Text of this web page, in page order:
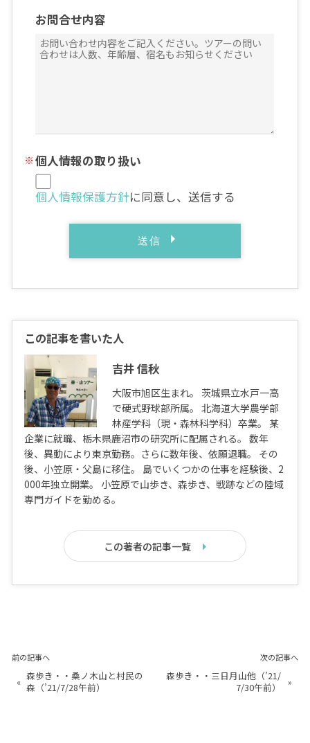
お問合せ内容
個人情報の取り扱い
個人情報保護方針に同意し、送信する
この記事を書いた人
吉井 信秋
大阪市旭区生まれ。 茨城県立水戸一高
で硬式野球部所属。 北海道大学農学部
林産学科（現・森林科学科）卒業。 某
企業に就職、栃木県鹿沼市の研究所に配属される。 数年
後、異動により東京勤務。さらに数年後、依願退職。 その
後、小笠原・父島に移住。 島でいくつかの仕事を経験後、2
000年独立開業。 小笠原で山歩き、森歩き、戦跡などの陸域
専門ガイドを勤める。
この著者の記事一覧
前の記事へ
« 森歩き・・桑ノ木山と村民の
森（’21/7/28午前）
次の記事へ
森歩き・・三日月山他（’21/
7/30午前）
»